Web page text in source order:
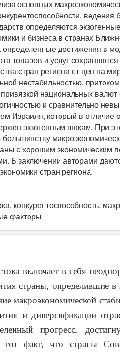
основных
ведения
определяются
и бизнеса в странах
определенные достижения в
товаров и услуг
стран региона от цен на
нестабильностью,
национальных
и сравнительно
Израиля, который в отличие
экзогенным шокам. При
с хорошим экономическим
В заключении авторами
стран региона.
конкурентоспособность,
факторы
включает в себя
страны, определившие в
макроэкономической
и диверсификации
прогресс,
факт, что страны